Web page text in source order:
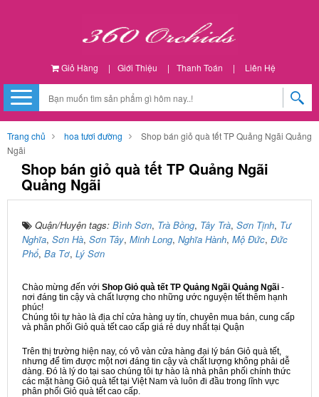
Giỏ Hàng | Giới Thiệu | Thanh Toán | Liên Hệ
Trang chủ hoa tươi đường
Shop bán giỏ quà tết TP Quảng Ngãi Quảng
Ngãi
Shop bán giỏ quà tết TP Quảng Ngãi
Quảng Ngãi
Quận/Huyện tags: Bình Sơn, Trà Bồng, Tây Trà, Sơn Tịnh, Tư
Nghĩa, Sơn Hà, Sơn Tây, Minh Long, Nghĩa Hành, Mộ Đức, Đức
Phổ, Ba Tơ, Lý Sơn
Chào mừng đến với Shop Giỏ quà tết TP Quảng Ngãi Quảng Ngãi -
nơi đáng tin cậy và chất lượng cho những ước nguyện tết thêm hạnh
phúc!
Chúng tôi tự hào là địa chỉ cửa hàng uy tín, chuyên mua bán, cung cấp
và phân phối Giỏ quà tết cao cấp giá rẻ duy nhất tại Quận
Trên thị trường hiện nay, có vô vàn cửa hàng đại lý bán Giỏ quà tết,
nhưng để tìm được một nơi đáng tin cậy và chất lượng không phải dễ
dàng. Đó là lý do tại sao chúng tôi tự hào là nhà phân phối chính thức
các mặt hàng Giỏ quà tết tại Việt Nam và luôn đi đầu trong lĩnh vực
phân phối Giỏ quà tết cao cấp.